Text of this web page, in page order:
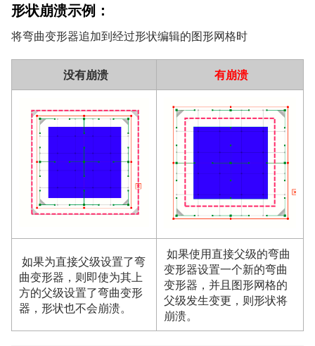
形状崩溃示例：
将弯曲变形器追加到经过形状编辑的图形网格时
没有崩溃 有崩溃
如果为直接父级设置了弯
曲变形器，则即使为其上
方的父级设置了弯曲变形
器，形状也不会崩溃。
如果使用直接父级的弯曲
变形器设置一个新的弯曲
变形器，并且图形网格的
父级发生变更，则形状将
崩溃。